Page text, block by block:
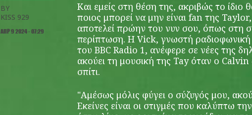
BY
KISS 929
ΑΠΡ 9 2024 - 07:29
Και εμείς στη θέση της, ακριβώς το ίδιο
ποιος μπορεί να μην είναι fan της
αποτελεί πρώην του νυν σου, όπως στη
περίπτωση. Η Vick, γνωστή ραδιοφωνική
του BBC Radio 1, ανέφερε σε νέες της
ακούει τη μουσική της Tay όταν ο Calvin
σπίτι.
"Αμέσως μόλις φύγει ο σύζυγός μου,
Εκείνες είναι οι στιγμές που καλύπτω